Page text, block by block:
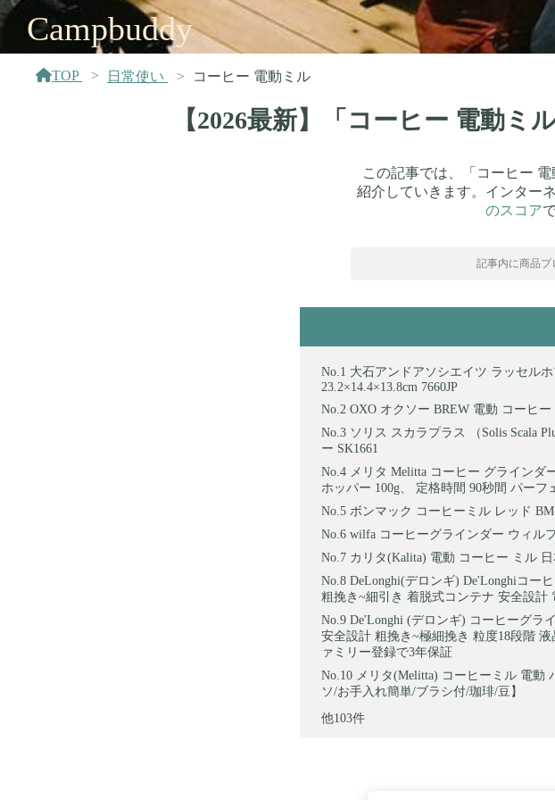
Campbuddy
TOP 日常使い コーヒー 電動ミル
【2026最新】「コーヒー 電動
この記事では、「コーヒー
紹介していきます。インター
のスコア
記事内に商品プ
大石アンドアソシエイツ ラッセル
‎23.2×14.4×13.8cm 7660JP
OXO オクソー BREW 電動 コーヒ
ソリス スカラプラス （Solis Scala
ー SK1661
メリタ Melitta コーヒー グラインダ
ホッパー 100g、 定格時間 90秒間 パーフ
ボンマック コーヒーミル レッド
wilfa コーヒーグラインダー ウィル
カリタ(Kalita) 電動 コーヒー ミル
DeLonghi(デロンギ) De'Longhiコー
粗挽き~細引き 着脱式コンテナ 安全設
De'Longhi (デロンギ) コーヒーグラ
安全設計 粗挽き~極細挽き 粒度18段階
ァミリー登録で3年保証
メリタ(Melitta) コーヒーミル 電動
ソ/お手入れ簡単/ブラシ付/珈琲/豆】
他103件